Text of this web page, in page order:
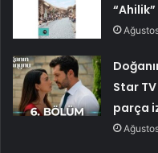
“Ahilik”
Star
parça